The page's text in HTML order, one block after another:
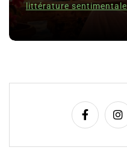
littérature sentimentale